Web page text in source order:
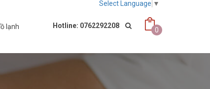
Select Language ▼
Hotline: 0762292208
0
lạnh